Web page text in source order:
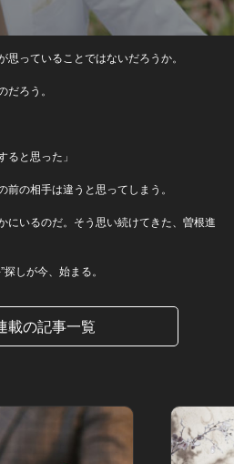
っていることではないだろうか。
ろう。
ると思った」
の相手は違うと思ってしまう。
にいるのだ。そう思い続けてきた、曽根進
しが今、始まる。
載の記事一覧